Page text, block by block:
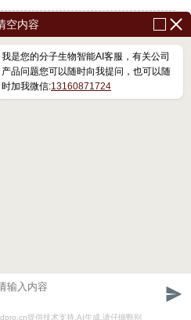
Kit for MGI KM001-A KM001-B
Prep Kit for MGI KM004-A
限公司 备案号：粤ICP备17037599号
空内容
我是您的分子生物智能AI客服，有关公司
产品问题您可以随时向我提问，也可以随
时加我微信:13160871724
提供技术支持,AI生成,请仔细甄别